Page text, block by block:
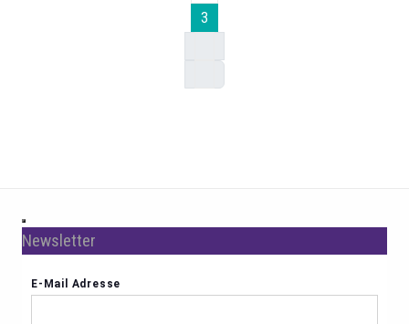
3
Newsletter